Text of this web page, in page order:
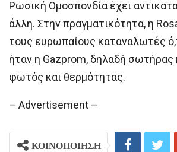
Ρωσική Ομοσπονδία έχει
άλλη. Στην πραγματικότητα, η
τους ευρωπαίους καταναλωτές
ήταν η Gazprom, δηλαδή σωτήρας
φωτός και θερμότητας.
– Advertisement –
ΚΟΙΝΟΠΟΙΗΣΗ